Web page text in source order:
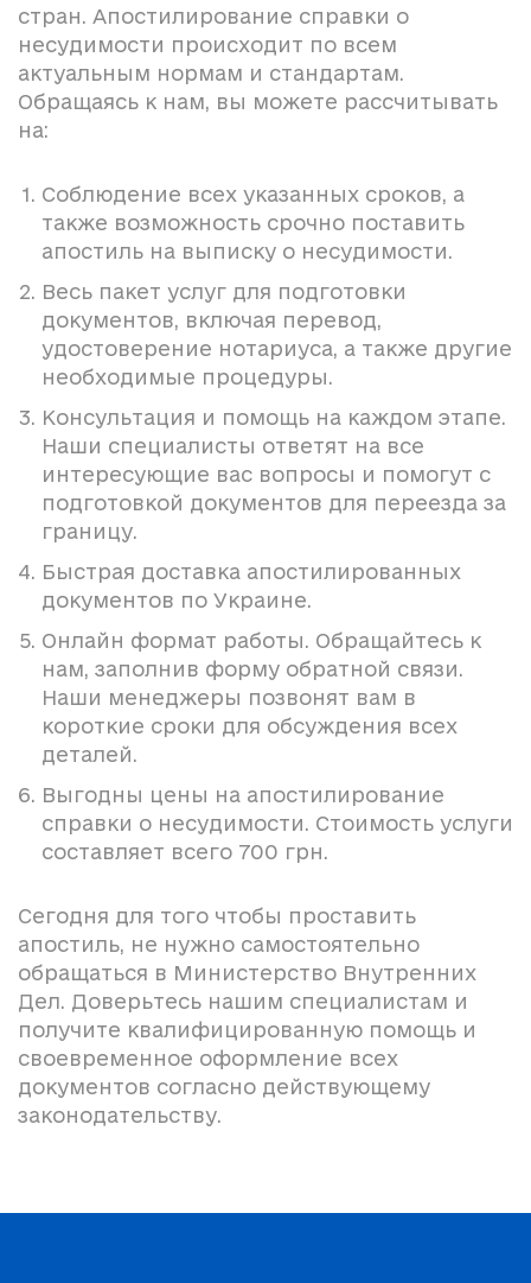
стран. Апостилирование справки о
несудимости происходит по всем
актуальным нормам и стандартам.
Обращаясь к нам, вы можете рассчитывать
на:
Соблюдение всех указанных сроков, а
также возможность срочно поставить
апостиль на выписку о несудимости.
Весь пакет услуг для подготовки
документов, включая перевод,
удостоверение нотариуса, а также другие
необходимые процедуры.
Консультация и помощь на каждом этапе.
Наши специалисты ответят на все
интересующие вас вопросы и помогут с
подготовкой документов для переезда за
границу.
Быстрая доставка апостилированных
документов по Украине.
Онлайн формат работы. Обращайтесь к
нам, заполнив форму обратной связи.
Наши менеджеры позвонят вам в
короткие сроки для обсуждения всех
деталей.
Выгодны цены на апостилирование
справки о несудимости. Стоимость услуги
составляет всего 700 грн.
Сегодня для того чтобы проставить
апостиль, не нужно самостоятельно
обращаться в Министерство Внутренних
Дел. Доверьтесь нашим специалистам и
получите квалифицированную помощь и
своевременное оформление всех
документов согласно действующему
законодательству.